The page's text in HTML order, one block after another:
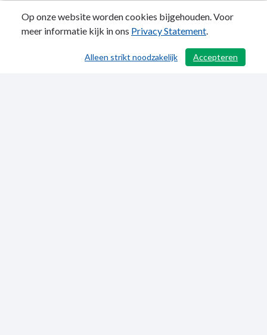
/ 371
Op onze website worden cookies bijgehouden. Voor
meer informatie kijk in ons Privacy Statement.
Accepteren
Alleen strikt noodzakelijk